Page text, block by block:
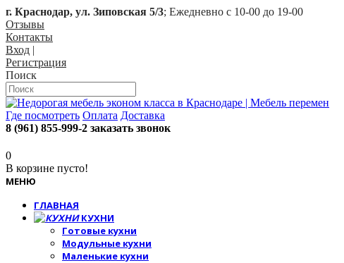
г. Краснодар, ул. Зиповская 5/3; Ежедневно с 10-00 до 19-00
Отзывы
Контакты
Вход |
Регистрация
Поиск
Где посмотреть Оплата Доставка
8 (961) 855-999-2 заказать звонок
0
В корзине пусто!
МЕНЮ
ГЛАВНАЯ
КУХНИ
Готовые кухни
Модульные кухни
Маленькие кухни